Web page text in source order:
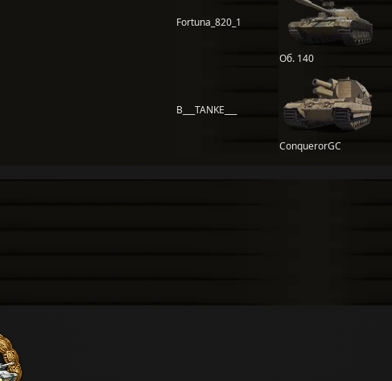
Fortuna_820_1
Об. 140
B___TANKE___
ConquerorGC